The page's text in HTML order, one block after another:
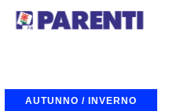
AUTUNNO / INVERNO